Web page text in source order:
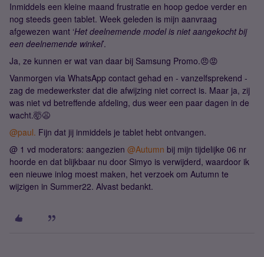
Inmiddels een kleine maand frustratie en hoop gedoe verder en
nog steeds geen tablet. Week geleden is mijn aanvraag
afgewezen want ‘Het deelnemende model is niet aangekocht bij
een deelnemende winkel’.
Ja, ze kunnen er wat van daar bij Samsung Promo.😠😡
Vanmorgen via WhatsApp contact gehad en - vanzelfsprekend -
zag de medewerkster dat die afwijzing niet correct is. Maar ja, zij
was niet vd betreffende afdeling, dus weer een paar dagen in de
wacht.🤯😩
@paul. Fijn dat jij inmiddels je tablet hebt ontvangen.
@ 1 vd moderators: aangezien @Autumn bij mijn tijdelijke 06 nr
hoorde en dat blijkbaar nu door Simyo is verwijderd, waardoor ik
een nieuwe inlog moest maken, het verzoek om Autumn te
wijzigen in Summer22. Alvast bedankt.